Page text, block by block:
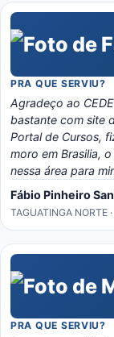
PRA QUE SERVIU?
Agradeço ao
bastante com site
Portal de Cursos,
moro em Brasilia,
nessa área para
e o material é bem
recomendo o
Fábio Pinheiro
TAGUATINGA NORTE
PRA QUE SERVIU?